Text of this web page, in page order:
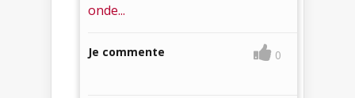
onde...
Je commente 0